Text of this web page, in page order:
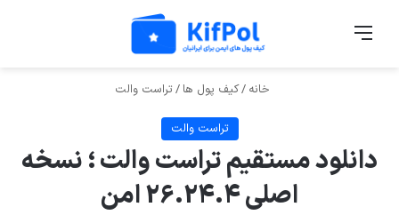
خانه /کیف پول ها / تراست والت
تراست والت
دانلود مستقیم تراست والت ؛ نسخه
اصلی 26.24.4 امن